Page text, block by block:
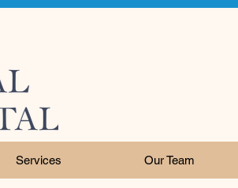
Services Our Team